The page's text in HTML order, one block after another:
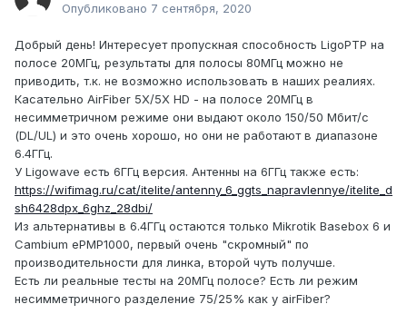
Опубликовано 7 сентября, 2020
Добрый день! Интересует пропускная способность LigoPTP на
полосе 20МГц, результаты для полосы 80МГц можно не
приводить, т.к. не возможно использовать в наших реалиях.
Касательно AirFiber 5X/5X HD - на полосе 20МГц в
несимметричном режиме они выдают около 150/50 Мбит/с
(DL/UL) и это очень хорошо, но они не работают в диапазоне
6.4ГГц.
У Ligowave есть 6ГГц версия. Антенны на 6ГГц также есть:
https://wifimag.ru/cat/itelite/antenny_6_ggts_napravlennye/itelite_d
sh6428dpx_6ghz_28dbi/
Из альтернативы в 6.4ГГц остаются только Mikrotik Basebox 6 и
Cambium ePMP1000, первый очень "скромный" по
производительности для линка, второй чуть получше.
Есть ли реальные тесты на 20МГц полосе? Есть ли режим
несимметричного разделение 75/25% как у airFiber?